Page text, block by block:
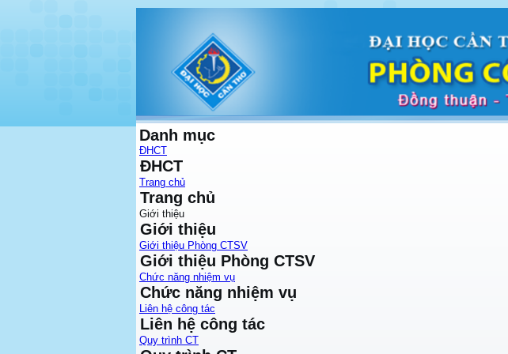
Danh mục
ĐHCT
ĐHCT
Trang chủ
Trang chủ
Giới thiệu
Giới thiệu
Giới thiệu Phòng CTSV
Giới thiệu Phòng CTSV
Chức năng nhiệm vụ
Chức năng nhiệm vụ
Liên hệ công tác
Liên hệ công tác
Quy trình CT